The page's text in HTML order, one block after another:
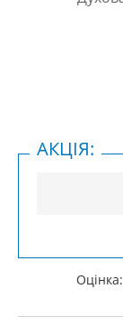
АКЦІЯ:
Оцінка: